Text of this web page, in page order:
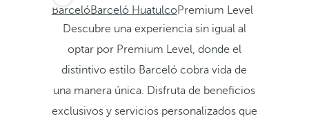
BarcelóBarceló HuatulcoPremium Level
Descubre una experiencia sin igual al
optar por Premium Level, donde el
distintivo estilo Barceló cobra vida de
una manera única. Disfruta de beneficios
exclusivos y servicios personalizados que